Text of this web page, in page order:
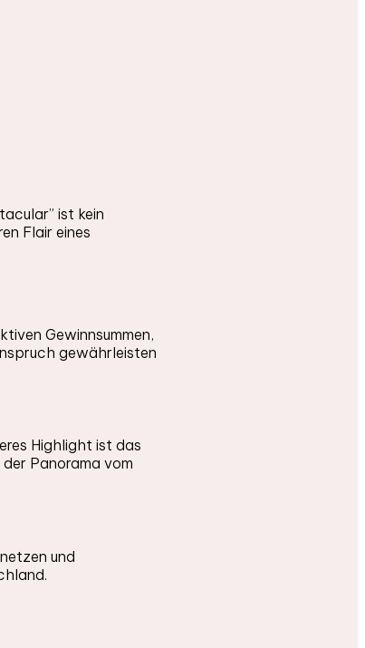
ist kein
Flair eines
Gewinnsummen,
gewährleisten
Highlight ist das
Panorama vom
und